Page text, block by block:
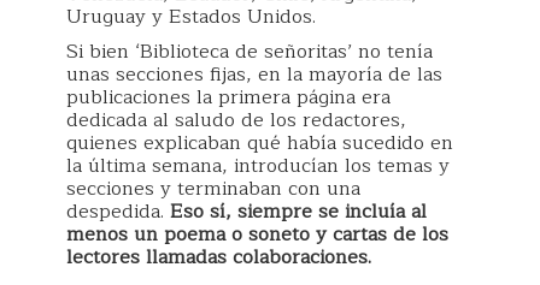
Uruguay y Estados Unidos.
Si bien ‘Biblioteca de señoritas’ no tenía
unas secciones fijas, en la mayoría de las
publicaciones la primera página era
dedicada al saludo de los redactores,
quienes explicaban qué había sucedido en
la última semana, introducían los temas y
secciones y terminaban con una
despedida. Eso sí, siempre se incluía al
menos un poema o soneto y cartas de los
lectores llamadas colaboraciones.